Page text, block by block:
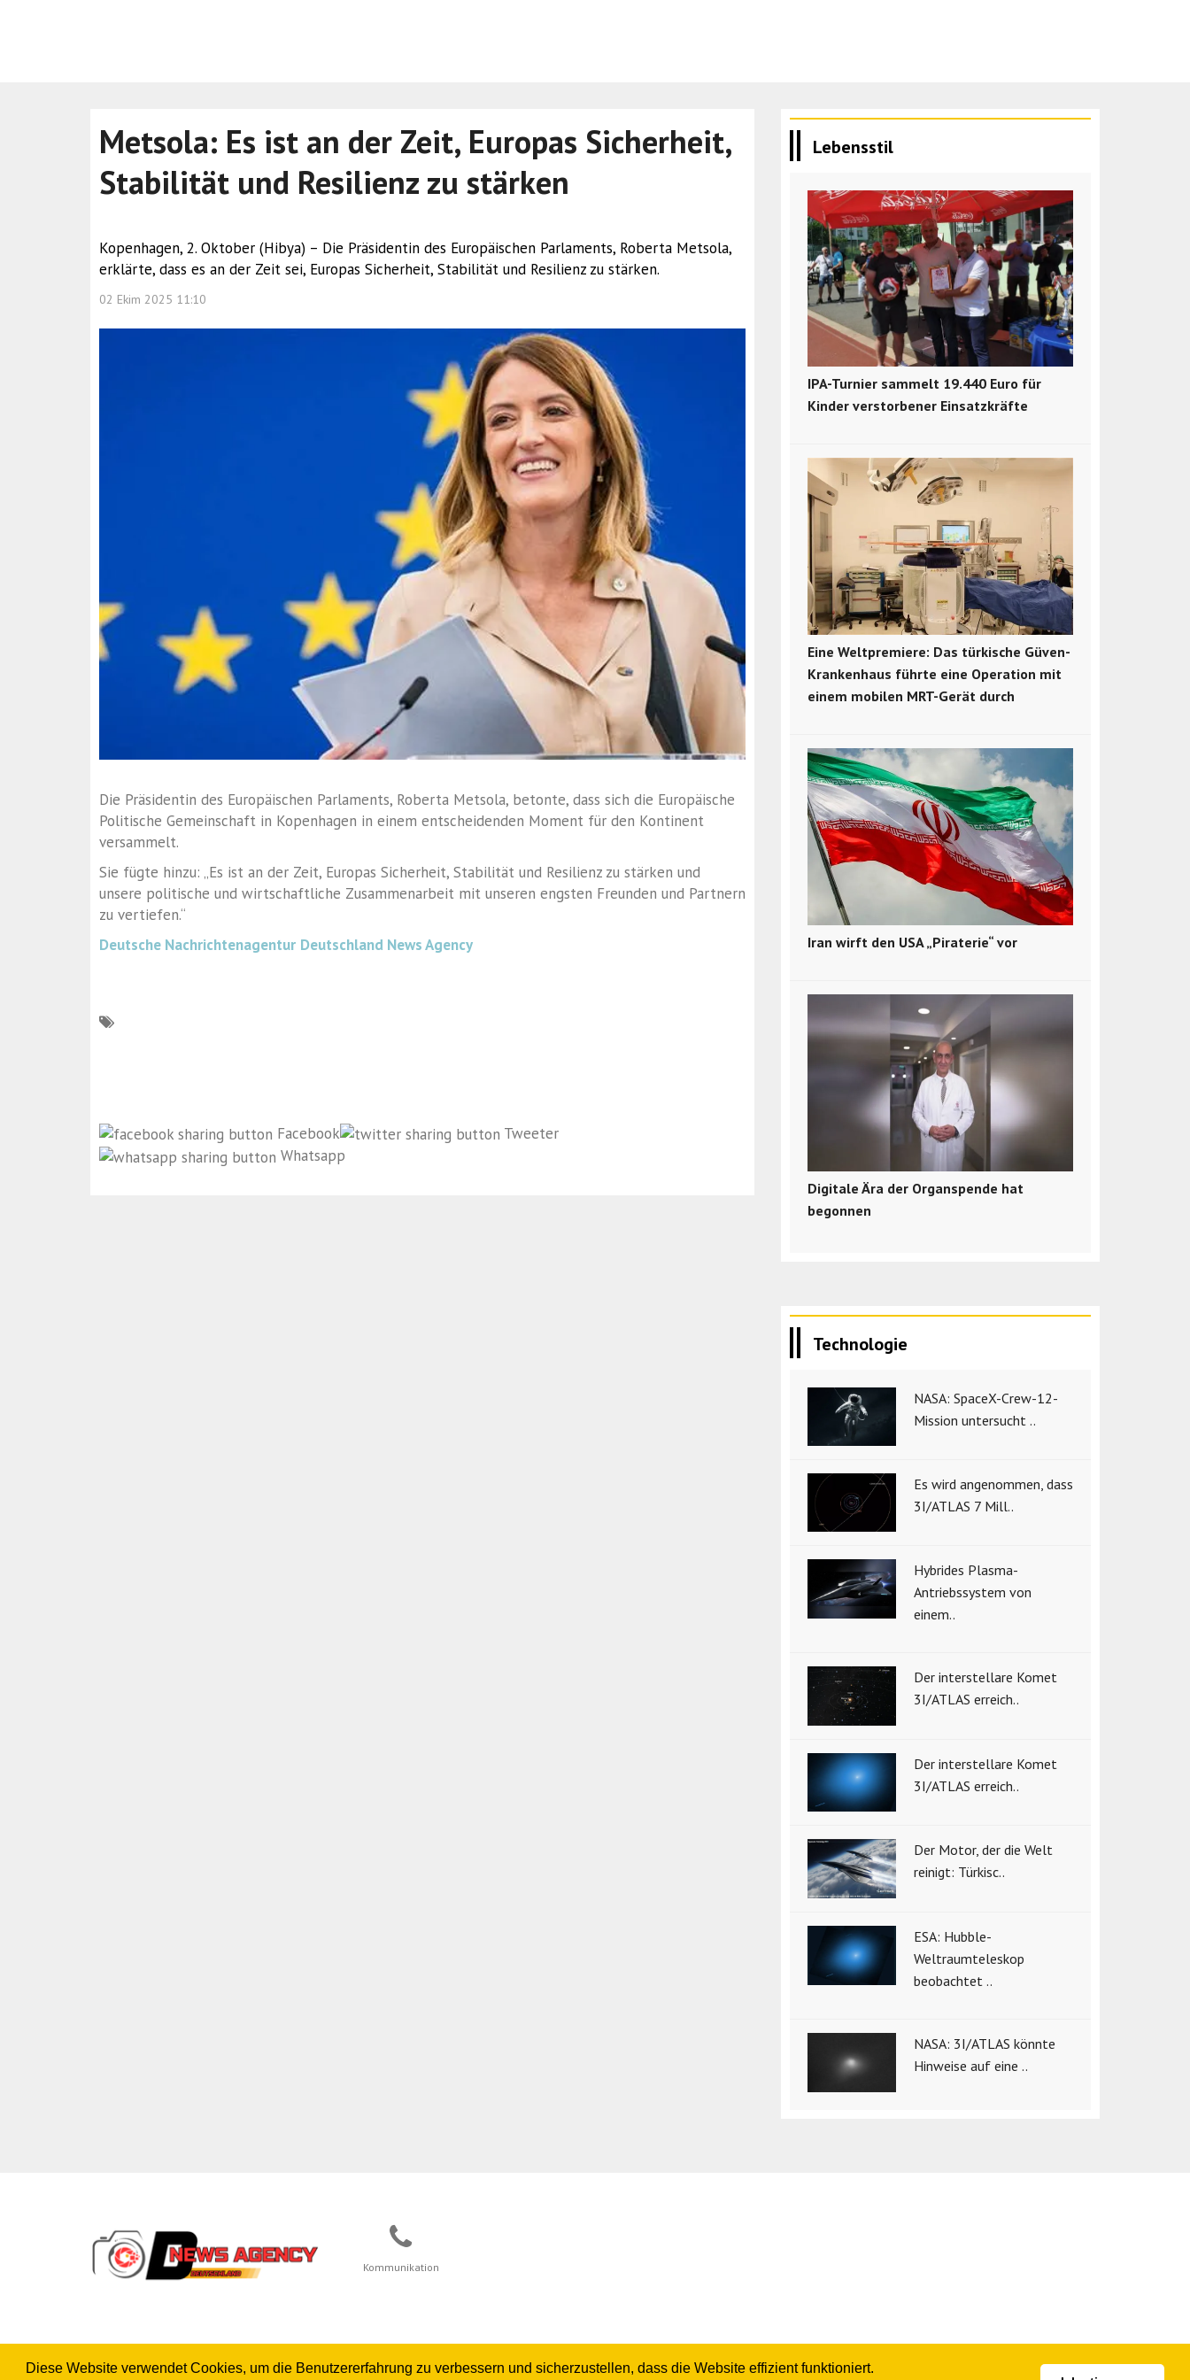
Diese Website verwendet Cookies, um die Benutzererfahrung zu verbessern und sicherzustellen, dass die Website effizient funktioniert.
Metsola: Es ist an der Zeit, Europas Sicherheit,
Stabilität und Resilienz zu stärken
Kopenhagen, 2. Oktober (Hibya) – Die Präsidentin des Europäischen Parlaments, Roberta Metsola,
erklärte, dass es an der Zeit sei, Europas Sicherheit, Stabilität und Resilienz zu stärken.
02 Ekim 2025 11:10
Die Präsidentin des Europäischen Parlaments, Roberta Metsola, betonte, dass sich die Europäische
Politische Gemeinschaft in Kopenhagen in einem entscheidenden Moment für den Kontinent
versammelt.
Sie fügte hinzu: „Es ist an der Zeit, Europas Sicherheit, Stabilität und Resilienz zu stärken und
unsere politische und wirtschaftliche Zusammenarbeit mit unseren engsten Freunden und Partnern
zu vertiefen.“
Deutsche Nachrichtenagentur Deutschland News Agency
Facebook
Tweeter
Whatsapp
Lebensstil
IPA-Turnier sammelt 19.440 Euro für
Kinder verstorbener Einsatzkräfte
Eine Weltpremiere: Das türkische Güven-
Krankenhaus führte eine Operation mit
einem mobilen MRT-Gerät durch
Iran wirft den USA „Piraterie“ vor
Digitale Ära der Organspende hat
begonnen
Technologie
NASA: SpaceX-Crew-12-
Mission untersucht ..
Es wird angenommen, dass
3I/ATLAS 7 Mill..
Hybrides Plasma-
Antriebssystem von
einem..
Der interstellare Komet
3I/ATLAS erreich..
Der interstellare Komet
3I/ATLAS erreich..
Der Motor, der die Welt
reinigt: Türkisc..
ESA: Hubble-
Weltraumteleskop
beobachtet ..
NASA: 3I/ATLAS könnte
Hinweise auf eine ..
Kommunikation